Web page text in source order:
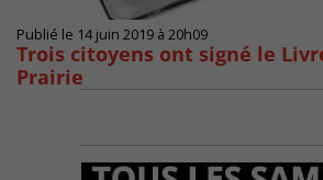
Publié le 14 juin 2019 à 20h09
Trois citoyens ont signé le
Prairie